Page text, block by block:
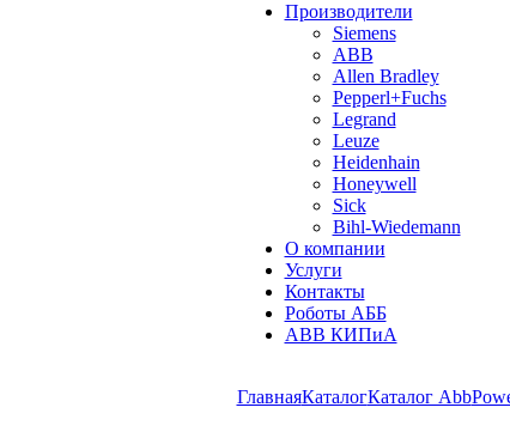
Производители
Siemens
ABB
Allen Bradley
Pepperl+Fuchs
Legrand
Leuze
Heidenhain
Honeywell
Sick
Bihl-Wiedemann
О компании
Услуги
Контакты
Роботы АББ
ABB КИПиА
ГлавнаяКаталогКаталог Abb